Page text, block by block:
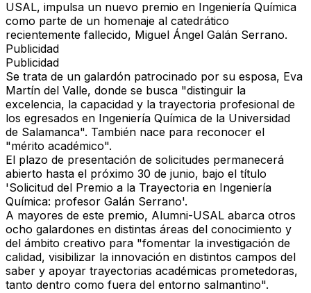
USAL, impulsa un nuevo premio en Ingeniería Química
como parte de un homenaje al catedrático
recientemente fallecido, Miguel Ángel Galán Serrano.
Publicidad
Publicidad
Se trata de un galardón patrocinado por su esposa, Eva
Martín del Valle, donde se busca "distinguir la
excelencia, la capacidad y la trayectoria profesional de
los egresados en Ingeniería Química de la Universidad
de Salamanca". También nace para reconocer el
"mérito académico".
El plazo de presentación de solicitudes permanecerá
abierto hasta el próximo 30 de junio, bajo el título
'Solicitud del Premio a la Trayectoria en Ingeniería
Química: profesor Galán Serrano'.
A mayores de este premio, Alumni-USAL abarca otros
ocho galardones en distintas áreas del conocimiento y
del ámbito creativo para "fomentar la investigación de
calidad, visibilizar la innovación en distintos campos del
saber y apoyar trayectorias académicas prometedoras,
tanto dentro como fuera del entorno salmantino".